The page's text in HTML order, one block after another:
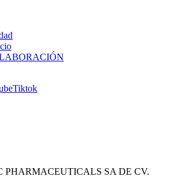
Tiktok
PHARMACEUTICALS SA DE CV.